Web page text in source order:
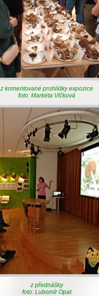
z komentované prohlídky expozice
foto: Markéta Vlčková
z přednášky
foto: Lubomír Opat